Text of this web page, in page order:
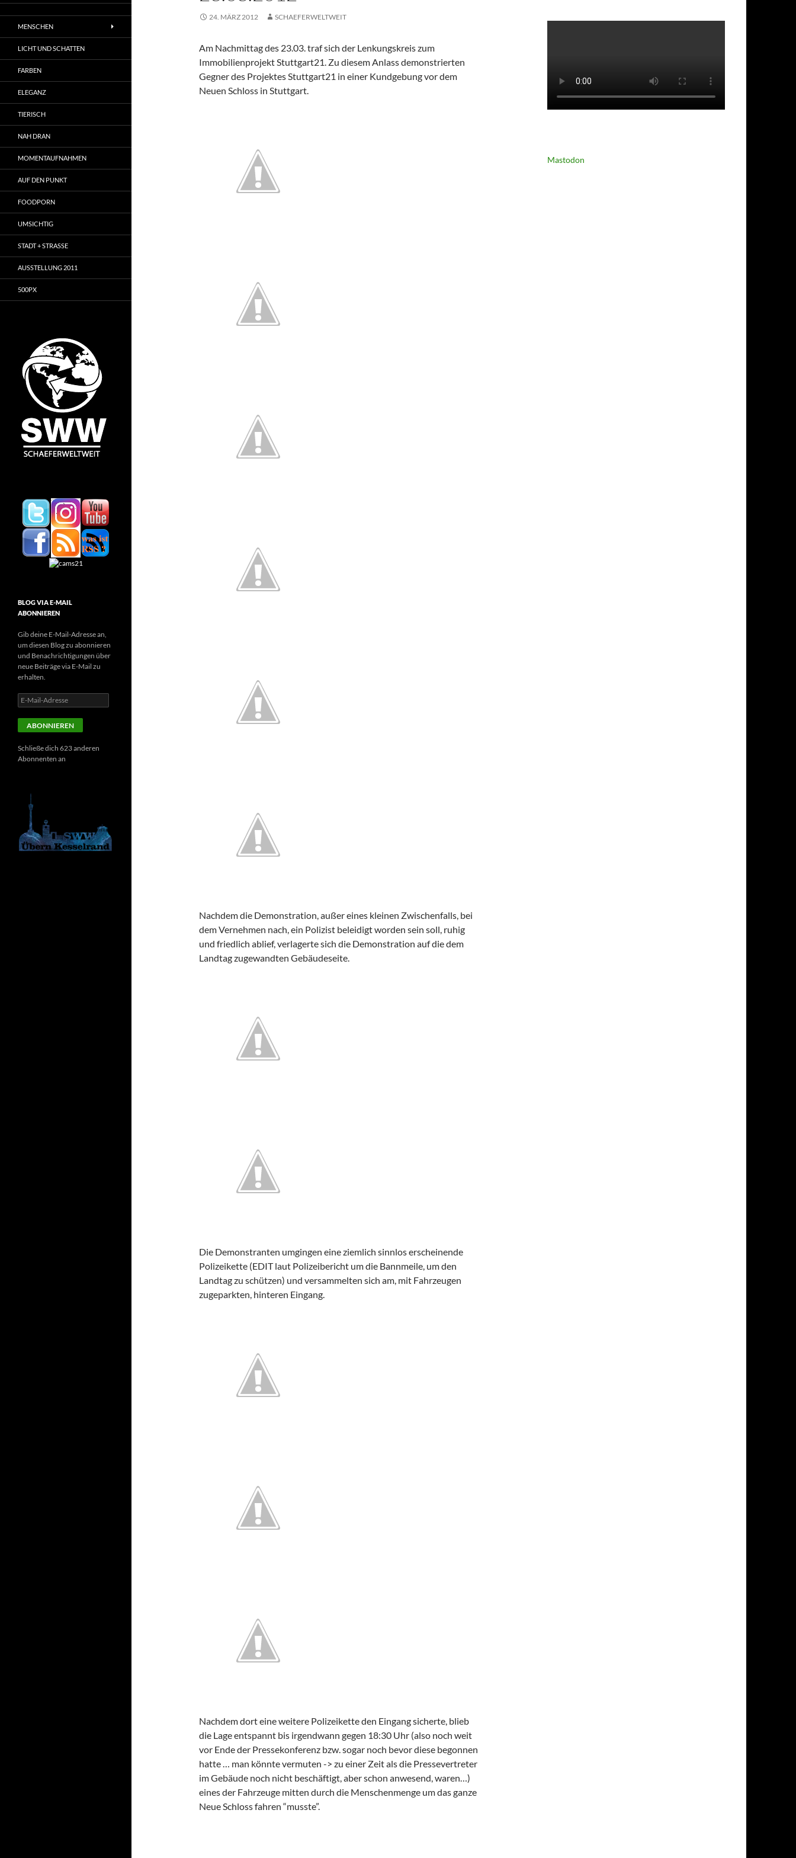
24. MÄRZ 2012 SCHAEFERWELTWEIT
Am Nachmittag des 23.03. traf sich der Lenkungskreis zum
Immobilienprojekt Stuttgart21. Zu diesem Anlass demonstrierten
Gegner des Projektes Stuttgart21 in einer Kundgebung vor dem
Neuen Schloss in Stuttgart.
Nachdem die Demonstration, außer eines kleinen Zwischenfalls, bei
dem Vernehmen nach, ein Polizist beleidigt worden sein soll, ruhig
und friedlich ablief, verlagerte sich die Demonstration auf die dem
Landtag zugewandten Gebäudeseite.
Die Demonstranten umgingen eine ziemlich sinnlos erscheinende
Polizeikette (EDIT laut Polizeibericht um die Bannmeile, um den
Landtag zu schützen) und versammelten sich am, mit Fahrzeugen
zugeparkten, hinteren Eingang.
Nachdem dort eine weitere Polizeikette den Eingang sicherte, blieb
die Lage entspannt bis irgendwann gegen 18:30 Uhr (also noch weit
vor Ende der Pressekonferenz bzw. sogar noch bevor diese begonnen
hatte … man könnte vermuten -> zu einer Zeit als die Pressevertreter
im Gebäude noch nicht beschäftigt, aber schon anwesend, waren…)
eines der Fahrzeuge mitten durch die Menschenmenge um das ganze
Neue Schloss fahren “musste”.
Mastodon
MENSCHEN
LICHT UND SCHATTEN
FARBEN
ELEGANZ
TIERISCH
NAH DRAN
MOMENTAUFNAHMEN
AUF DEN PUNKT
FOODPORN
UMSICHTIG
STADT + STRASSE
AUSSTELLUNG 2011
500PX
BLOG VIA E-MAIL
ABONNIEREN
Gib deine E-Mail-Adresse an,
um diesen Blog zu abonnieren
und Benachrichtigungen über
neue Beiträge via E-Mail zu
erhalten.
E-
Mail-
Adresse
ABONNIEREN
Schließe dich 623 anderen
Abonnenten an